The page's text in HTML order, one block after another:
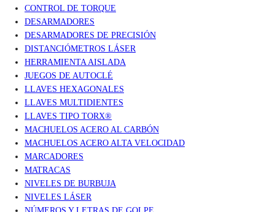
CONTROL DE TORQUE
DESARMADORES
DESARMADORES DE PRECISIÓN
DISTANCIÓMETROS LÁSER
HERRAMIENTA AISLADA
JUEGOS DE AUTOCLÉ
LLAVES HEXAGONALES
LLAVES MULTIDIENTES
LLAVES TIPO TORX®
MACHUELOS ACERO AL CARBÓN
MACHUELOS ACERO ALTA VELOCIDAD
MARCADORES
MATRACAS
NIVELES DE BURBUJA
NIVELES LÁSER